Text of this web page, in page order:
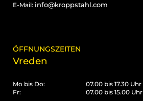
E-Mail: info@kroppstahl.com
ÖFFNUNGSZEITEN
Vreden
Mo bis Do:
Fr:
07.00 bis 17.30 Uhr
07.00 bis 15.00 Uhr